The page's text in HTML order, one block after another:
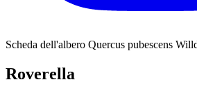
Scheda dell'albero Quercus pubescens
Roverella